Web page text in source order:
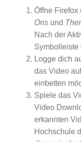
Öffne Firefox
Onsund
Nach der
Symbolleiste
Logge dich
das Video
einbetten
Spiele das
Video
erkannten
Hochschule